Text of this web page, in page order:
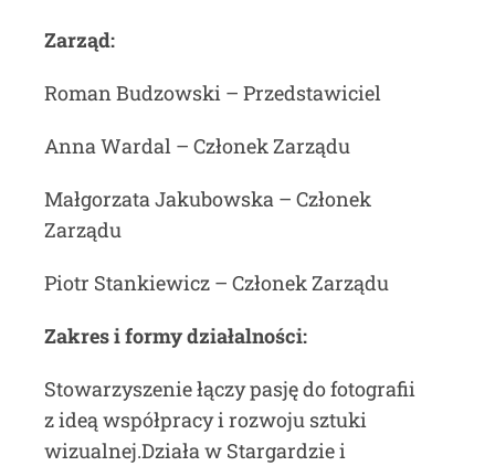
Zarząd:
Roman Budzowski – Przedstawiciel
Anna Wardal – Członek Zarządu
Małgorzata Jakubowska – Członek
Zarządu
Piotr Stankiewicz – Członek Zarządu
Zakres i formy działalności:
Stowarzyszenie łączy pasję do fotografii
z ideą współpracy i rozwoju sztuki
wizualnej.Działa w Stargardzie i